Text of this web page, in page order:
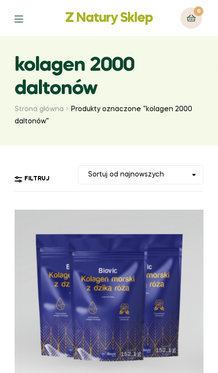
Menu Z Natury Sklep
0
kolagen 2000
daltonów
Strona główna
Produkty oznaczone “kolagen 2000
daltonów”
FILTRUJ